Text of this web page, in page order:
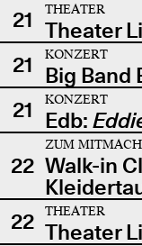
21
THEATER
Theater
21
KONZERT
Big Band
21
KONZERT
Edb:
22
ZUM
Walk-in
22
THEATER
Theater